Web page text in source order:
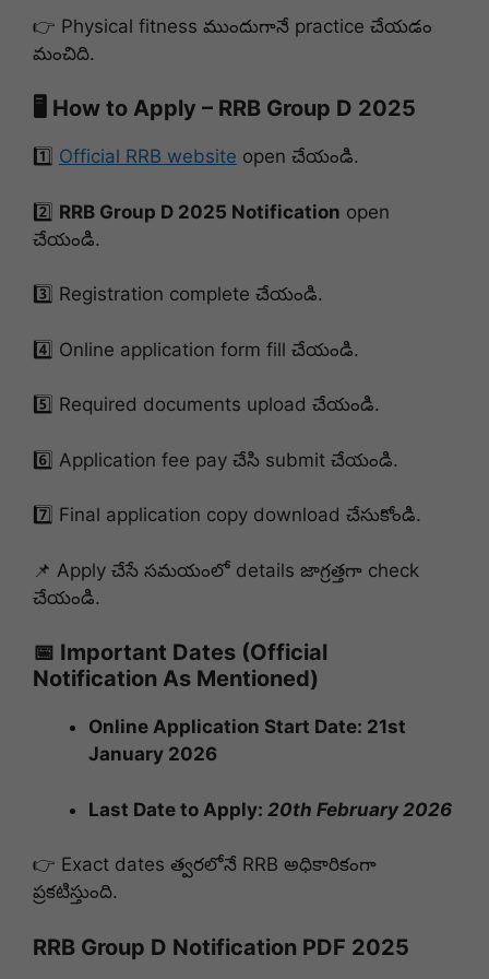
👉 Physical fitness ముందుగానే practice చేయడం
మంచిది.
🖥️ How to Apply – RRB Group D 2025
1️⃣ Official RRB website open చేయండి.
2️⃣ RRB Group D 2025 Notification open
చేయండి.
3️⃣ Registration complete చేయండి.
4️⃣ Online application form fill చేయండి.
5️⃣ Required documents upload చేయండి.
6️⃣ Application fee pay చేసి submit చేయండి.
7️⃣ Final application copy download చేసుకోండి.
📌 Apply చేసే సమయంలో details జాగ్రత్తగా check
చేయండి.
📅 Important Dates (Official
Notification As Mentioned)
Online Application Start Date: 21st
January 2026
Last Date to Apply: 20th February 2026
👉 Exact dates త్వరలోనే RRB అధికారికంగా
ప్రకటిస్తుంది.
RRB Group D Notification PDF 2025